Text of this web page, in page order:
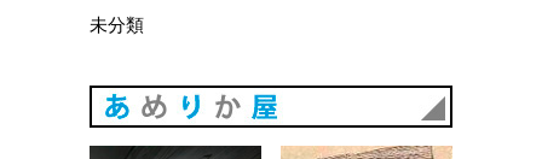
未分類